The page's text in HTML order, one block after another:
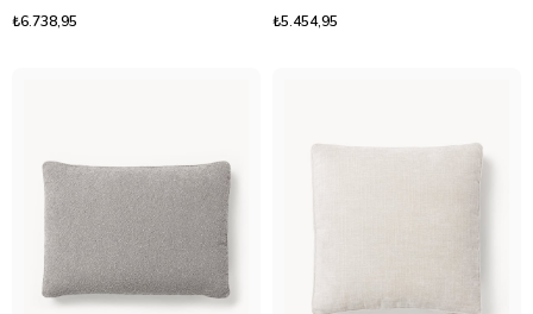
₺6.738,95
₺5.454,95